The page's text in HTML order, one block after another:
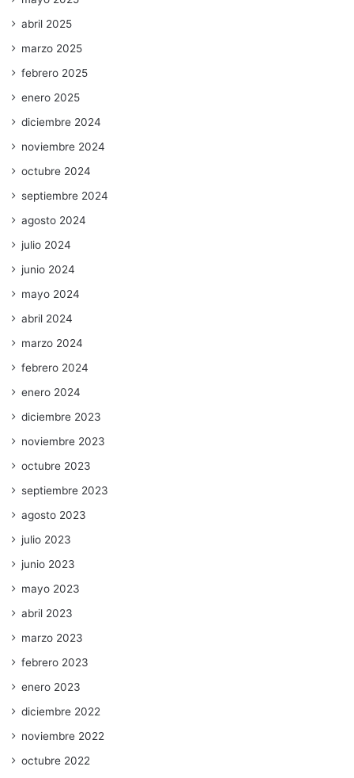
abril 2025
marzo 2025
febrero 2025
enero 2025
diciembre 2024
noviembre 2024
octubre 2024
septiembre 2024
agosto 2024
julio 2024
junio 2024
mayo 2024
abril 2024
marzo 2024
febrero 2024
enero 2024
diciembre 2023
noviembre 2023
octubre 2023
septiembre 2023
agosto 2023
julio 2023
junio 2023
mayo 2023
abril 2023
marzo 2023
febrero 2023
enero 2023
diciembre 2022
noviembre 2022
octubre 2022